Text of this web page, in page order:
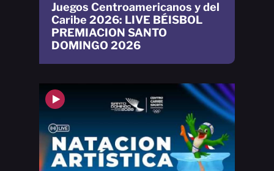
Juegos Centroamericanos y del
Caribe 2026: LIVE BÉISBOL
PREMIACION SANTO
DOMINGO 2026